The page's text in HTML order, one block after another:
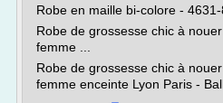
Robe en maille bi-colore - 4631-
Robe de grossesse chic à
femme ...
Robe de grossesse chic à
femme enceinte Lyon Paris -